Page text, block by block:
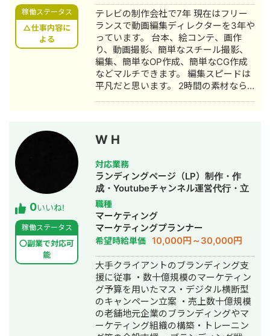
稼働ステータス
△仕事内容に
よる
テレビの制作会社で7年 現在はフリー
ランスで動画編集ディレクターを3年や
っています。 台本、絵コンテ、画作
り、動画撮影、簡単なスチール撮影、
編集、簡単なOP作成、簡単なCG作成
などマルチできます。 編集スピードは
平凡だと思います。 2時間の素材なら5
中です。
0いいね!
稼働ステータス
〇副業で対応可
能
W H
対応業務
ランディングページ（LP）制作・作
成・Youtubeチャンネル運営代行・立
ち上げ・ECサイト構築・ネットショッ
プ作成代行・SEO対策・SNS運用代
行・キャスティング・ホームページ制
作・作成・バナー制作・デザイン・ロ
ゴデザイン・作成・イラスト制作・リ
スティング広告運用代行・オウンドメ
ディア制作・構築・運用代行・動画制
作・動画編集
職種
マーケティング
マーケティングプランナー
希望時給単価 10,000円～30,000円
大手クライアントのブランディング支
援に従事 ・数十億規模のマーケティン
グ予算を用いたマス・デジタル横断型
のキャンペーン立案 ・売上数十億規模
の老舗地元企業のブランディングやマ
ーケティング組織の構築・トレーニン